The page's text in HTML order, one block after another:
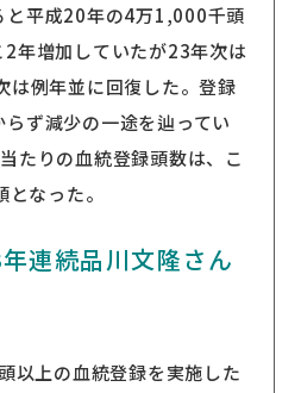
と平成20年の4万1,000千頭
2年増加していたが23年次は
は例年並に回復した。登録
ず減少の一途を辿ってい
たりの血統登録頭数は、こ
なった。
連続品川文隆さん
以上の血統登録を実施した